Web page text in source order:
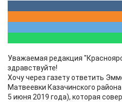
Уважаемая редакция
здравствуйте!
Хочу через газету ответить
Матвеевки Казачинского района
5 июня 2019 года), которая